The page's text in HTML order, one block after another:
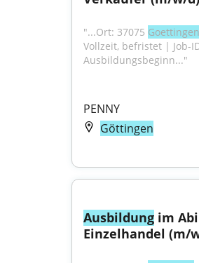
"...Ort: 37075 Goettingen
Vollzeit, befristet | Job-
Ausbildungsbeginn..."
PENNY
Göttingen
Ausbildung im
Einzelhandel (m/